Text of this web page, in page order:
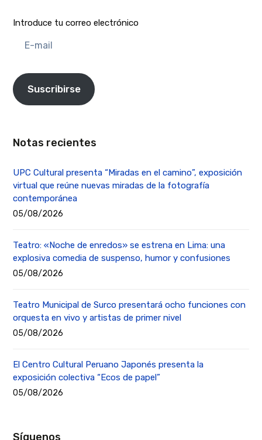
Introduce tu correo electrónico
mail
Suscribirse
Notas recientes
UPC Cultural presenta “Miradas en el camino”, exposición
virtual que reúne nuevas miradas de la fotografía
contemporánea
05/08/2026
Teatro: «Noche de enredos» se estrena en Lima: una
explosiva comedia de suspenso, humor y confusiones
05/08/2026
Teatro Municipal de Surco presentará ocho funciones con
orquesta en vivo y artistas de primer nivel
05/08/2026
El Centro Cultural Peruano Japonés presenta la
exposición colectiva “Ecos de papel”
05/08/2026
Síguenos